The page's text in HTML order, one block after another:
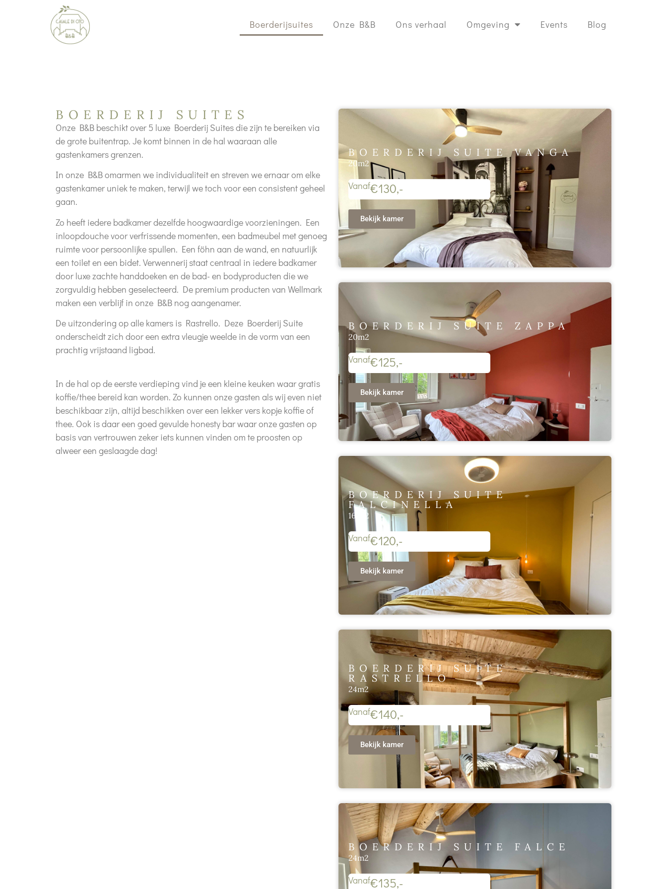
Boerderijsuites Onze B&B Ons verhaal Omgeving Events Blog
BOERDERIJ SUITES
Onze B&B beschikt over 5 luxe Boerderij Suites die zijn te bereiken via
de grote buitentrap. Je komt binnen in de hal waaraan alle
gastenkamers grenzen.
In onze B&B omarmen we individualiteit en streven we ernaar om elke
gastenkamer uniek te maken, terwijl we toch voor een consistent geheel
gaan.
Zo heeft iedere badkamer dezelfde hoogwaardige voorzieningen. Een
inloopdouche voor verfrissende momenten, een badmeubel met genoeg
ruimte voor persoonlijke spullen. Een föhn aan de wand, en natuurlijk
een toilet en een bidet. Verwennerij staat centraal in iedere badkamer
door luxe zachte handdoeken en de bad- en bodyproducten die we
zorgvuldig hebben geselecteerd. De premium producten van Wellmark
maken een verblijf in onze B&B nog aangenamer.
De uitzondering op alle kamers is Rastrello. Deze Boerderij Suite
onderscheidt zich door een extra vleugje weelde in de vorm van een
prachtig vrijstaand ligbad.
In de hal op de eerste verdieping vind je een kleine keuken waar gratis
koffie/thee bereid kan worden. Zo kunnen onze gasten als wij even niet
beschikbaar zijn, altijd beschikken over een lekker vers kopje koffie of
thee. Ook is daar een goed gevulde honesty bar waar onze gasten op
basis van vertrouwen zeker iets kunnen vinden om te proosten op
alweer een geslaagde dag!
BOERDERIJ SUITE VANGA
20m2
Vanaf€130,-
Bekijk kamer
BOERDERIJ SUITE ZAPPA
20m2
Vanaf€125,-
Bekijk kamer
BOERDERIJ SUITE
FALCINELLA
16 m2
Vanaf€120,-
Bekijk kamer
BOERDERIJ SUITE
RASTRELLO
24m2
Vanaf€140,-
Bekijk kamer
BOERDERIJ SUITE FALCE
24m2
Vanaf€135,-